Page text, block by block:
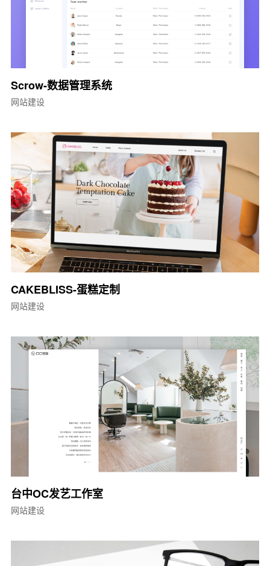
Scrow-数据管理系统
网站建设
CAKEBLISS-蛋糕定制
网站建设
台中OC发艺工作室
网站建设